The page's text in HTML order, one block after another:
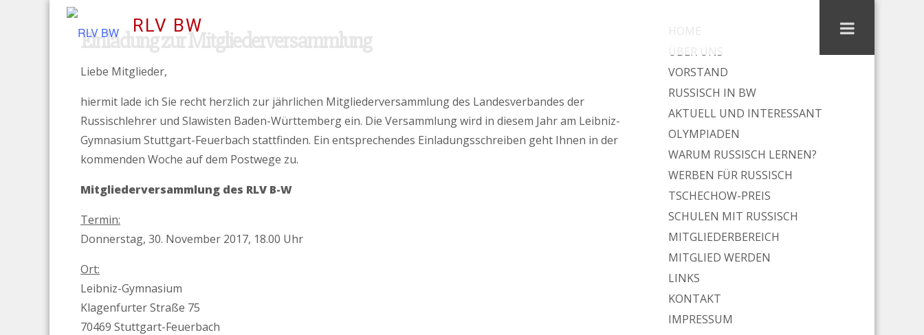
RLV BW
Einladung zur Mitgliederversammlung
Liebe Mitglieder,
hiermit lade ich Sie recht herzlich zur jährlichen Mitgliederversammlung des Landesverbandes der
Russischlehrer und Slawisten Baden-Württemberg ein. Die Versammlung wird in diesem Jahr am Leibniz-
Gymnasium Stuttgart-Feuerbach stattfinden. Ein entsprechendes Einladungsschreiben geht Ihnen in der
kommenden Woche auf dem Postwege zu.
Mitgliederversammlung des RLV B-W
Termin:
Donnerstag, 30. November 2017, 18.00 Uhr
Ort:
Leibniz-Gymnasium
Klagenfurter Straße 75
70469 Stuttgart-Feuerbach
HOME
ÜBER UNS
VORSTAND
RUSSISCH IN BW
AKTUELL UND INTERESSANT
OLYMPIADEN
WARUM RUSSISCH LERNEN?
WERBEN FÜR RUSSISCH
TSCHECHOW-PREIS
SCHULEN MIT RUSSISCH
MITGLIEDERBEREICH
MITGLIED WERDEN
LINKS
KONTAKT
IMPRESSUM